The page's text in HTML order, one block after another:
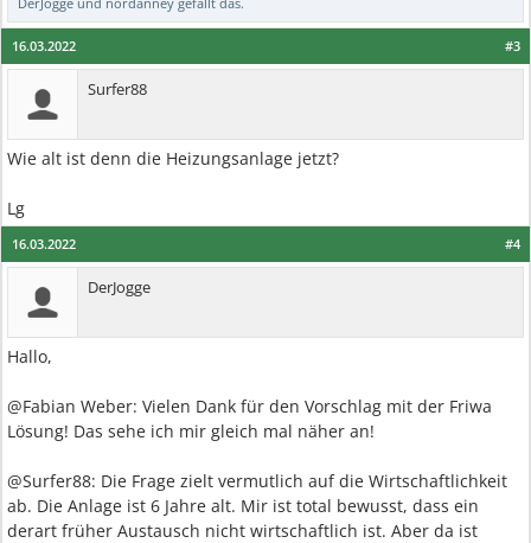
#3
16.03.2022
Surfer88
Wie alt ist denn die Heizungsanlage jetzt?
Lg
#4
16.03.2022
DerJogge
Hallo,
@Fabian Weber: Vielen Dank für den Vorschlag mit der Friwa
Lösung! Das sehe ich mir gleich mal näher an!
@Surfer88: Die Frage zielt vermutlich auf die Wirtschaftlichkeit
ab. Die Anlage ist 6 Jahre alt. Mir ist total bewusst, dass ein
derart früher Austausch nicht wirtschaftlich ist. Aber da ist